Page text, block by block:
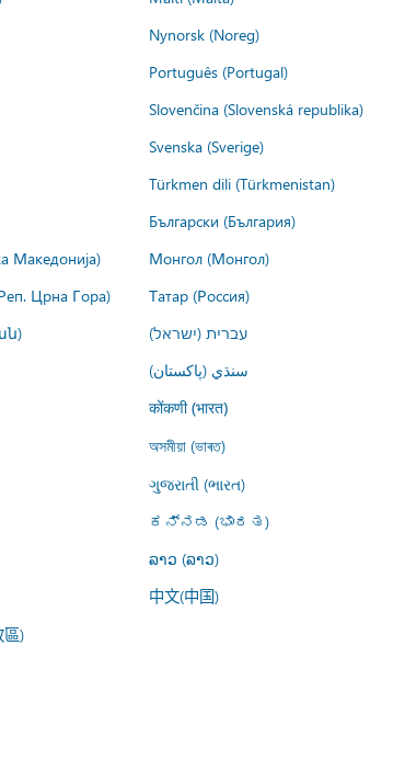
Nynorsk (Noreg)
Português (Portugal)
Slovenčina (Slovenská republika)
Svenska (Sverige)
Türkmen dili (Türkmenistan)
Български (България)
Македонија) Монгол (Монгол)
Црна Гора) Татар (Россия)
עברית (ישראל)
سنڌي (پاکستان)
कोंकणी (भारत)
অসমীয়া (ভাৰত)
ગુજરાતી (ભારત)
ಕನ್ನಡ (ಭಾರತ)
ລາວ (ລາວ)
中文(中国)
區)